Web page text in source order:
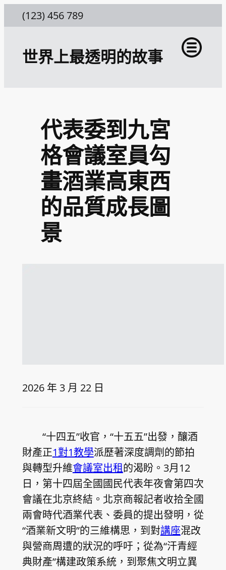
至
(123) 456 789
世界上最透明的故事
代表委到九宮
格會議室員勾
畫酒業高東西
的品質成長圖
景
2026 年 3 月 22 日
“十四五”收官，“十五五”出發，釀酒
財產正1對1教學派歷著深度調劑的節拍
與轉型升維會議室出租的渴盼。3月12
日，第十四屆全國國民代表年夜會第四次
會議在北京終結。北京商報記者收拾全國
兩會時代酒業代表、委員的提出發明，從
“酒業新文明”的三維構思，到對講座混改
與營商周遭的狀況的呼吁；從為“汗青經
典財產”構建政策系統，到聚焦文明立異